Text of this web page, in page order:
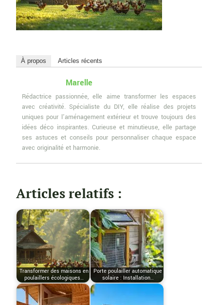
À propos Articles récents
Marelle
Rédactrice passionnée, elle aime transformer les espaces
avec créativité. Spécialiste du DIY, elle réalise des projets
uniques pour l'aménagement extérieur et trouve toujours des
idées déco inspirantes. Curieuse et minutieuse, elle partage
ses astuces et conseils pour personnaliser chaque espace
avec originalité et harmonie.
Articles relatifs :
Transformer des maisons en
poulaillers écologiques…
Porte poulailler automatique
solaire : Installation…